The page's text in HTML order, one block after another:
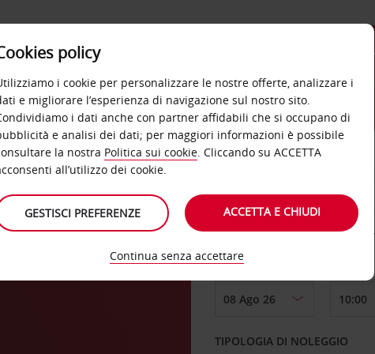
OFFERTE
Scegli una località di
DAL GIORNO
TIPOLOGIA DI NOLEGGIO
policy
i cookie per personalizzare le nostre offerte, analizzare i
e migliorare l’esperienza di navigazione sul nostro sito.
i dati anche con partner affidabili che si occupano di
e analisi dei dati; per maggiori informazioni è possibile
la nostra Politica sui cookie. Cliccando su ACCETTA
all’utilizzo dei cookie.
GESTISCI PREFERENZE ACCETTA E CHIUDI
Continua senza accettare